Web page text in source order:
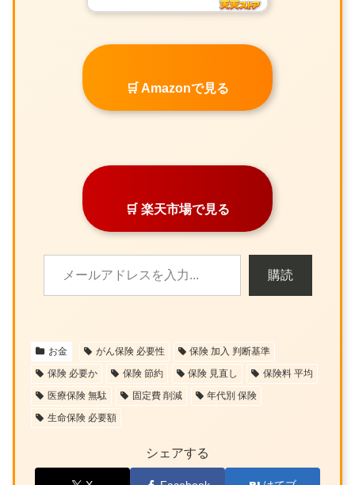
🛒 Amazonで見る
🛒 楽天市場で見る
購読
お金 がん保険 必要性
保険 加入 判断基準
保険 必要か
保険 節約 保険 見直し
保険料 平均
医療保険 無駄
固定費 削減
年代別 保険
生命保険 必要額
シェアする